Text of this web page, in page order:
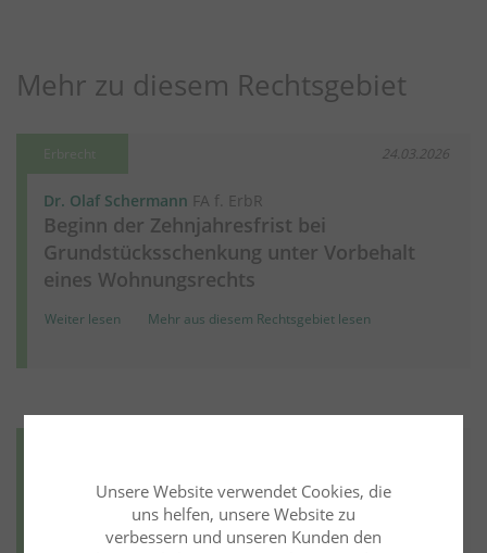
Mehr zu diesem Rechtsgebiet
24.03.2026
Dr. Olaf Schermann FA f. ErbR
Beginn der Zehnjahresfrist bei
Grundstücksschenkung unter Vorbehalt
eines Wohnungsrechts
Weiter lesen Mehr aus diesem Rechtsgebiet lesen
Dr. Olaf SchermannFA f. ErbR
Vollstreckung der Auskunftspflicht nach
§ 2314 BGB durch Zwangsmittel
Unsere Website verwendet Cookies, die
uns helfen, unsere Website zu
verbessern und unseren Kunden den